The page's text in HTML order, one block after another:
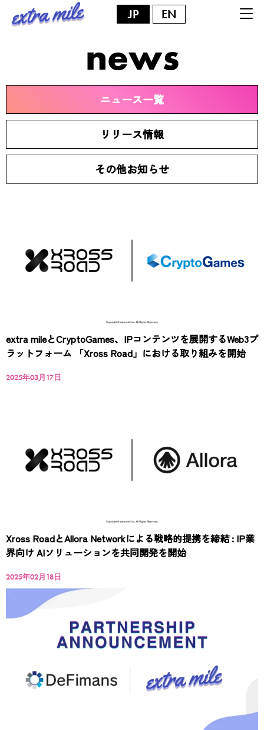
JP EN
news
ニュース一覧
リリース情報
その他お知らせ
extra mileとCryptoGames、IPコンテンツを展開するWeb3プ
ラットフォーム 「Xross Road」における取り組みを開始
2025年03月17日
Xross RoadとAllora Networkによる戦略的提携を締結 : IP業
界向け AIソリューションを共同開発を開始
2025年02月18日